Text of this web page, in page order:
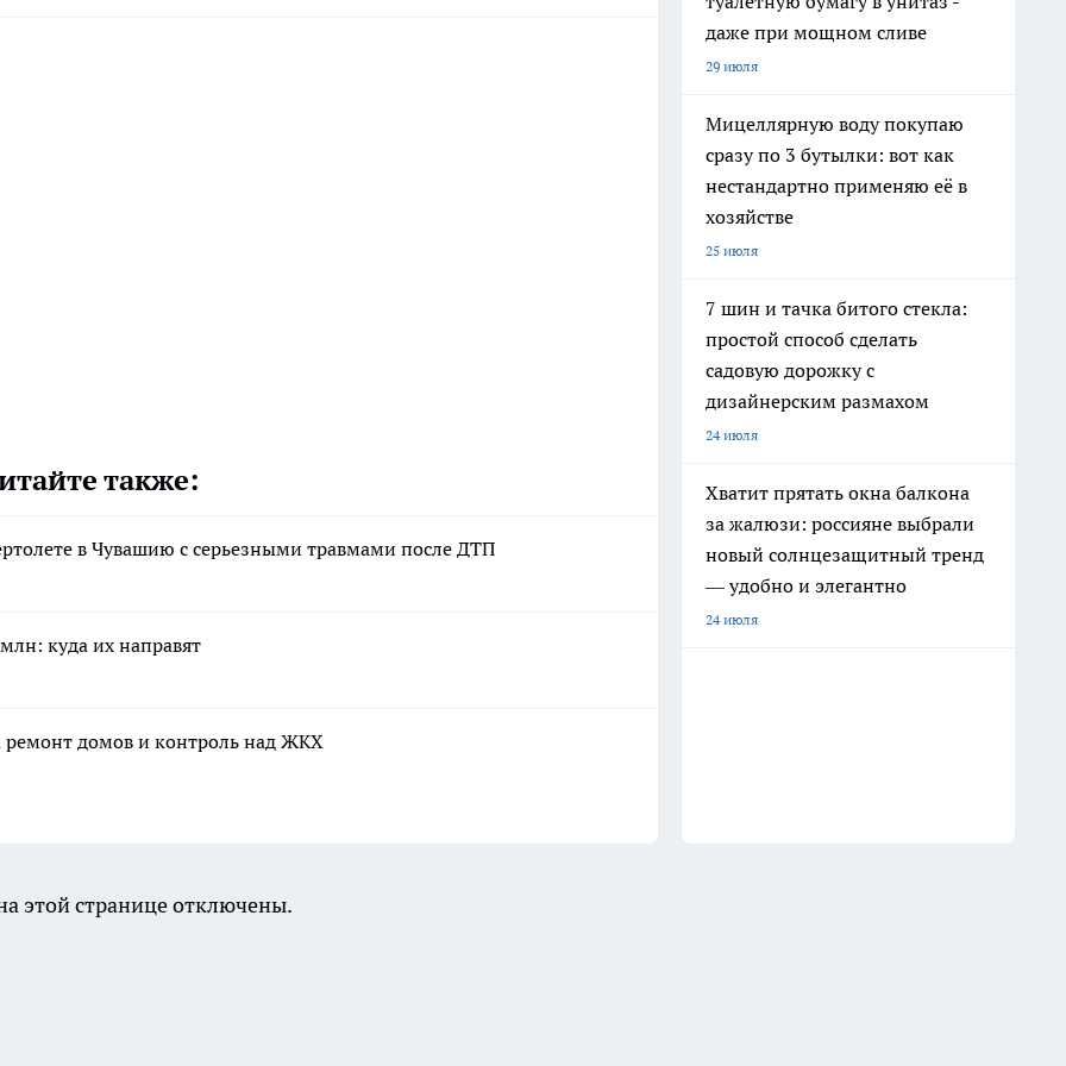
также:
в Чувашию с серьезными травмами после ДТП
куда их направят
ремонт домов и контроль над ЖКХ
даже при мощном сливе
29 июля
Мицеллярную воду покупаю
сразу по 3 бутылки: вот как
нестандартно применяю её в
хозяйстве
25 июля
7 шин и тачка битого стекла:
простой способ сделать
садовую дорожку с
дизайнерским размахом
24 июля
Хватит прятать окна балкона
за жалюзи: россияне выбрали
новый солнцезащитный тренд
— удобно и элегантно
24 июля
этой странице отключены.